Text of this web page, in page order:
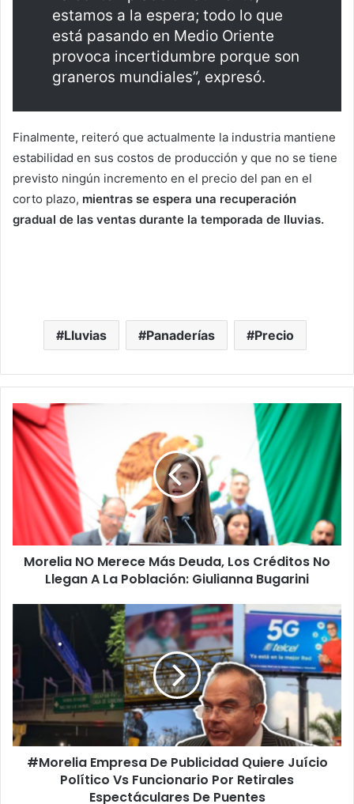
estamos a la espera; todo lo que
está pasando en Medio Oriente
provoca incertidumbre porque son
graneros mundiales”, expresó.
Finalmente, reiteró que actualmente la industria mantiene
estabilidad en sus costos de producción y que no se tiene
previsto ningún incremento en el precio del pan en el
corto plazo, mientras se espera una recuperación
gradual de las ventas durante la temporada de lluvias.
Lluvias Panaderías Precio
Morelia
NO
Merece
Más
Deuda,
Créditos
Llegan
Giulianna
Bugarini
Morelia NO Merece Más Deuda, Los Créditos No
Llegan A La Población: Giulianna Bugarini
#Morelia
Empresa
De
Publicidad
Quiere
Político
Vs
Funcionario
Por#Morelia Empresa De Publicidad Quiere Juício
Político Vs Funcionario Por Retirales
Espectáculares De Puentes